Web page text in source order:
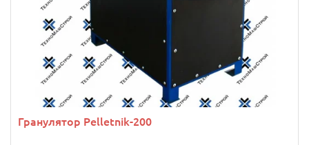
Гранулятор Pelletnik-200